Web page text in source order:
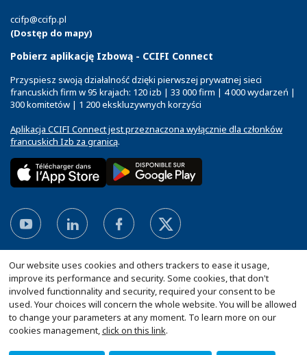
Our website uses cookies and others trackers to ease it usage,
improve its performance and security. Some cookies, that don't
involved functionnality and security, required your consent to be
used. Your choices will concern the whole website. You will be allowed
to change your parameters at any moment. To learn more on our
cookies management,click on this link.
ccifp@ccifp.pl
(Dostęp do mapy)
Pobierz aplikację Izbową - CCIFI Connect
Przyspiesz swoją działalność dzięki pierwszej prywatnej sieci
francuskich firm w 95 krajach: 120 izb | 33 000 firm | 4 000 wydarzeń |
300 komitetów | 1 200 ekskluzywnych korzyści
Aplikacja CCIFI Connect jest przeznaczona wyłącznie dla członków
francuskich Izb za granicą.
Mapa witryny Polityka prywatności
Dopasuj swoje ustawienia cookies